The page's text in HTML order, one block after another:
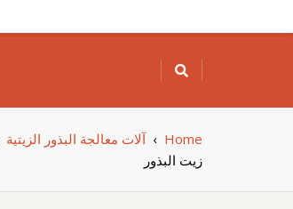
to
Home
›آلات معالجة البذور الزيتية
زيت البذور